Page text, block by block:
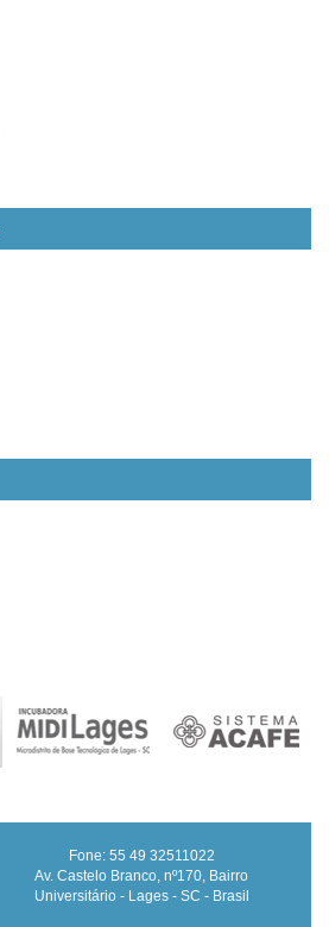
Fone: 55 49 32511022
Av. Castelo Branco, nº170, Bairro
Universitário - Lages - SC - Brasil